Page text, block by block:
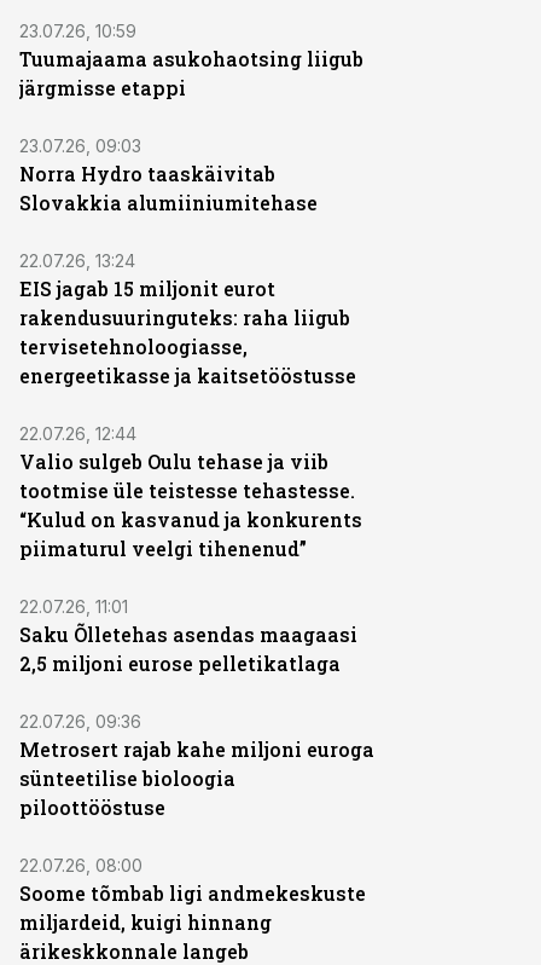
23.07.26, 10:59
Tuumajaama asukohaotsing liigub
järgmisse etappi
23.07.26, 09:03
Norra Hydro taaskäivitab
Slovakkia alumiiniumitehase
22.07.26, 13:24
EIS jagab 15 miljonit eurot
rakendusuuringuteks: raha liigub
tervisetehnoloogiasse,
energeetikasse ja kaitsetööstusse
22.07.26, 12:44
Valio sulgeb Oulu tehase ja viib
tootmise üle teistesse tehastesse.
“Kulud on kasvanud ja konkurents
piimaturul veelgi tihenenud”
22.07.26, 11:01
Saku Õlletehas asendas maagaasi
2,5 miljoni eurose pelletikatlaga
22.07.26, 09:36
Metrosert rajab kahe miljoni euroga
sünteetilise bioloogia
piloottööstuse
22.07.26, 08:00
Soome tõmbab ligi andmekeskuste
miljardeid, kuigi hinnang
ärikeskkonnale langeb